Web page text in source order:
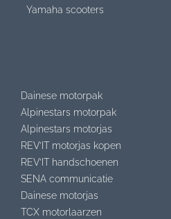
Yamaha scooters
Dainese motorpak
Alpinestars motorpak
Alpinestars motorjas
REV’IT motorjas kopen
REV’IT handschoenen
SENA communicatie
Dainese motorjas
TCX motorlaarzen